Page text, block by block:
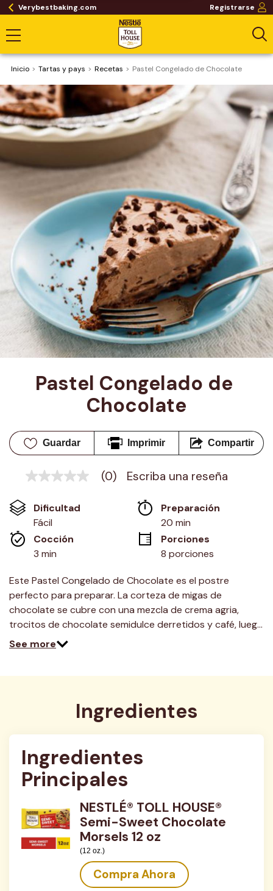
Verybestbaking.com Registrarse
Inicio Tartas y pays Recetas Pastel Congelado de Chocolate
Pastel Congelado de
Chocolate
Guardar Imprimir Compartir
Sin
en
misma
página.
(0) Escriba una reseña
Dificultad
Fácil
Preparación
20 min
Cocción
3 min
Porciones
8 porciones
Este Pastel Congelado de Chocolate es el postre
perfecto para preparar. La corteza de migas de
chocolate se cubre con una mezcla de crema agria,
trocitos de chocolate semidulce derretidos y café, lueg…
See more
Ingredientes
Ingredientes
Principales
NESTLÉ® TOLL HOUSE®
Semi-Sweet Chocolate
Morsels 12 oz
(12 oz.)
Compra Ahora